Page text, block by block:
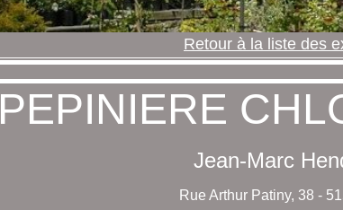
Retour à la liste des
PEPINIERE
Jean-Marc
Rue Arthur Patiny, 38 -